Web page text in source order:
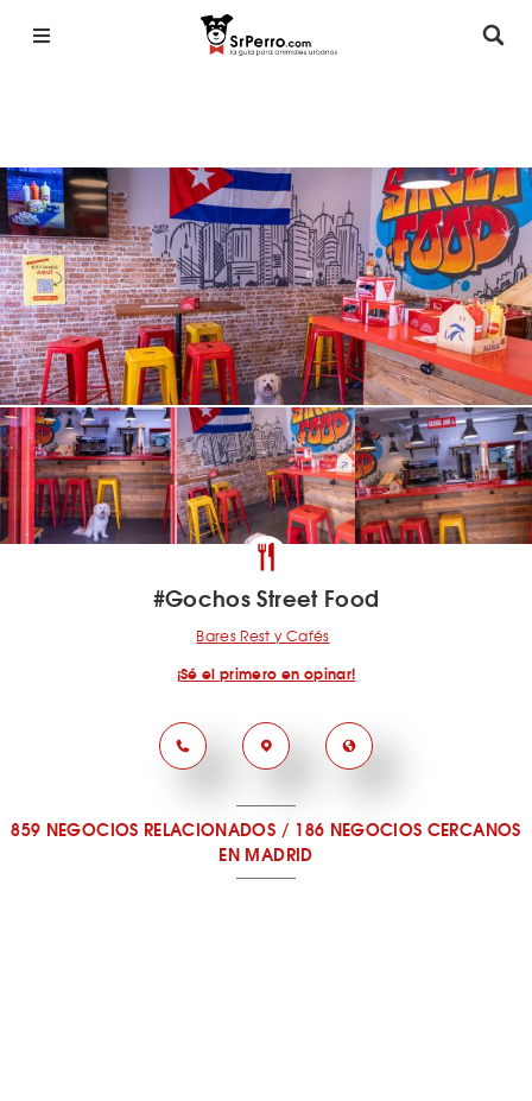
#Gochos Street Food
Bares Rest y Cafés
¡Sé el primero en opinar!
859 NEGOCIOS RELACIONADOS / 186 NEGOCIOS CERCANOS
EN MADRID